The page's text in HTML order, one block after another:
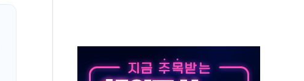
손해 보는 일 없게"…'결혼 페널티' 22개 과제 손본다
서 모터보트 전복…1명 사망·1명 실종